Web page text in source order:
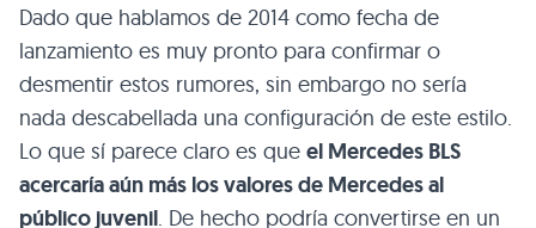
Dado que hablamos de 2014 como fecha de
lanzamiento es muy pronto para confirmar o
desmentir estos rumores, sin embargo no sería
nada descabellada una configuración de este estilo.
Lo que sí parece claro es que el Mercedes BLS
acercaría aún más los valores de Mercedes al
público juvenil. De hecho podría convertirse en un